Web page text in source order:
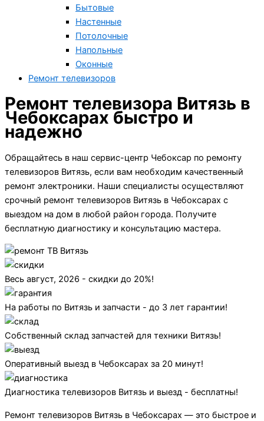
Бытовые
Настенные
Потолочные
Напольные
Оконные
Ремонт телевизоров
Ремонт телевизора Витязь в
Чебоксарах быстро и
надежно
Обращайтесь в наш сервис-центр Чебоксар по ремонту
телевизоров Витязь, если вам необходим качественный
ремонт электроники. Наши специалисты осуществляют
срочный ремонт телевизоров Витязь в Чебоксарах с
выездом на дом в любой район города. Получите
бесплатную диагностику и консультацию мастера.
Весь август, 2026 - скидки до 20%!
На работы по Витязь и запчасти - до 3 лет гарантии!
Собственный склад запчастей для техники Витязь!
Оперативный выезд в Чебоксарах за 20 минут!
Диагностика телевизоров Витязь и выезд - бесплатны!
Ремонт телевизоров Витязь в Чебоксарах — это быстрое и